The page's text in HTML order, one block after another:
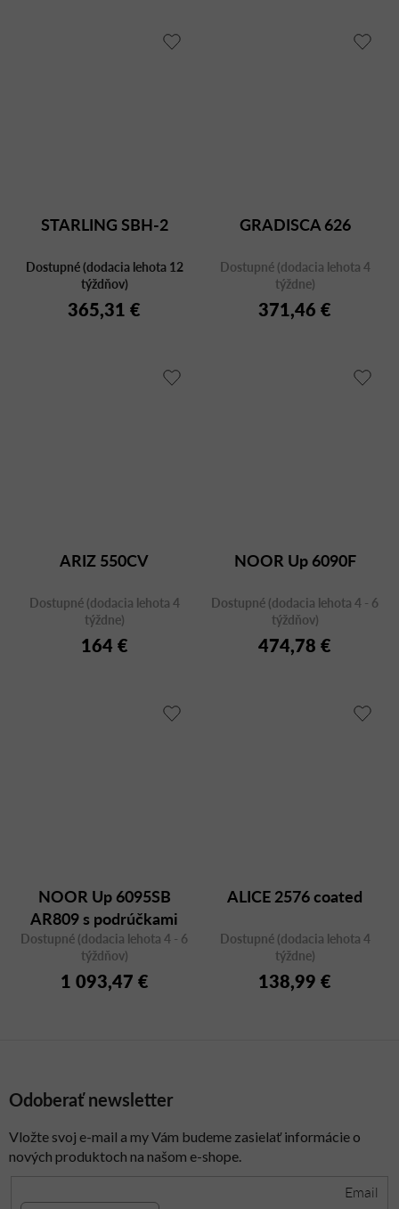
STARLING SBH-2
Dostupné (dodacia lehota 12
týždňov)
365,31 €
GRADISCA 626
Dostupné (dodacia lehota 4
týždne)
371,46 €
ARIZ 550CV
Dostupné (dodacia lehota 4
týždne)
164 €
NOOR Up 6090F
Dostupné (dodacia lehota 4 - 6
týždňov)
474,78 €
NOOR Up 6095SB
AR809 s podrúčkami
Dostupné (dodacia lehota 4 - 6
týždňov)
1 093,47 €
ALICE 2576 coated
Dostupné (dodacia lehota 4
týždne)
138,99 €
Odoberať newsletter
Vložte svoj e-mail a my Vám budeme zasielať informácie o
nových produktoch na našom e-shope.
Email